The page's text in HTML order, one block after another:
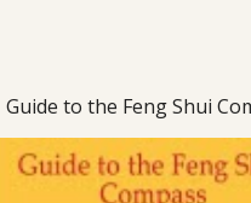
Guide to the Feng Shui